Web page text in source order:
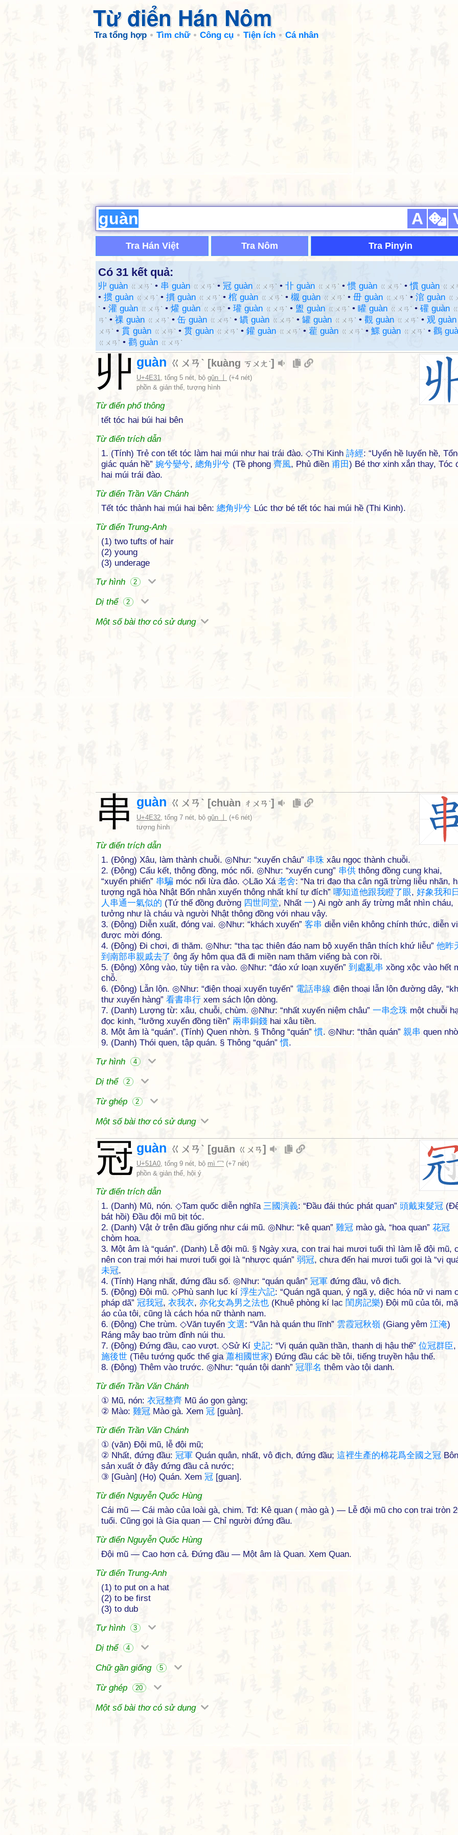
Từ điển Hán Nôm
Tra tổng hợp Tìm chữ Công cụ Tiện ích Cá nhân
A
Tra Hán Việt Tra Nôm Tra Pinyin
Có 31 kết quả:
丱 guàn ㄍㄨㄢˋ • 串 guàn ㄍㄨㄢˋ • 冠 guàn ㄍㄨㄢˋ • 卝 guàn ㄍㄨㄢˋ •惯 guàn ㄍㄨㄢˋ •慣 guàn ㄍㄨ
• 掼 guàn ㄍㄨㄢˋ • 摜 guàn ㄍㄨㄢˋ • 棺 guàn ㄍㄨㄢˋ • 櫬 guàn ㄍㄨㄢˋ • 毌 guàn ㄍㄨㄢˋ • 涫 guàn ㄍ
ˋ • 灌 guàn ㄍㄨㄢˋ • 爟 guàn ㄍㄨㄢˋ • 瓘 guàn ㄍㄨㄢˋ • 盥 guàn ㄍㄨㄢˋ • 矔 guàn ㄍㄨㄢˋ • 礶 guàn
ㄢˋ • 祼 guàn ㄍㄨㄢˋ • 缶 guàn ㄍㄨㄢˋ • 罆 guàn ㄍㄨㄢˋ • 罐 guàn ㄍㄨㄢˋ • 觀 guàn ㄍㄨㄢˋ • 观
ㄨㄢˋ • 貫 guàn ㄍㄨㄢˋ • 贯 guàn ㄍㄨㄢˋ • 鑵 guàn ㄍㄨㄢˋ • 雚 guàn ㄍㄨㄢˋ • 鰥 guàn ㄍㄨㄢˋ • 鸛
ㄍㄨㄢˋ • 鹳 guàn ㄍㄨㄢˋ
丱 guàn ㄍㄨㄢˋ [kuàng ㄎㄨㄤˋ]
U+4E31, tổng 5 nét, bộ gǔn 丨
(+4 nét)
phồn & giản thể, tượng hình
Từ điển phổ thông
tết tóc hai búi hai bên
Từ điển trích dẫn
1. (Tính) Trẻ con tết tóc làm hai múi như hai trái đào. ◇Thi Kinh 詩經: “Uyển hề luyến hề,
giác quán hề” 婉兮孌兮, 總角丱兮 (Tề phong 齊風, Phủ điền 甫田 ) Bé thơ xinh xắn thay, Tóc
hai múi trái đào.
Từ điển Trần Văn Chánh
Tết tóc thành hai múi hai bên: 總角丱兮 Lúc thơ bé tết tóc hai múi hề (Thi Kinh).
Từ điển Trung-Anh
(1) two tufts of hair
(2) young
(3) underage
Tự hình
2
Dị thể 2
Một số bài thơ có sử dụng
串 guàn ㄍㄨㄢˋ [chuàn ㄔㄨㄢˋ]
U+4E32, tổng 7 nét, bộ gǔn 丨
(+6 nét)
tượng hình
Từ điển trích dẫn
1. (Động) Xâu, làm thành chuỗi. ◎Như: “xuyến châu” 串珠 xâu ngọc thành chuỗi.
2. (Động) Cấu kết, thông đồng, móc nối. ◎Như: “xuyến cung” 串供 thông đồng cung khai,
“xuyến phiến” 串騙 móc nối lừa đảo. ◇Lão Xá 老舍: “Na tri đạo tha cân ngã trừng liễu nhãn,
tượng ngã hòa Nhật Bổn nhân xuyến thông nhất khí tự đích” 哪知道他跟我瞪了 眼, 好象我和
人 串通一氣似的 (Tứ thế đồng đường 四世同堂, Nhất 一) Ai ngờ anh ấy trừng mắt nhìn cháu,
tưởng như là cháu và người Nhật thông đồng với nhau vậy.
3. (Động) Diễn xuất, đóng vai. ◎Như: “khách xuyến” 客串 diễn viên không chính thức, diễn
được mời đóng.
4. (Động) Đi chơi, đi thăm. ◎Như: “tha tạc thiên đáo nam bộ xuyến thân thích khứ liễu” 他昨
到 南部串親戚去了 ông ấy hôm qua đã đi miền nam thăm viếng bà con rồi.
5. (Động) Xông vào, tùy tiện ra vào. ◎Như: “đáo xứ loạn xuyến” 到 處亂串 xồng xộc vào hết
chỗ.
6. (Động) Lẫn lộn. ◎Như: “điện thoại xuyến tuyến” 電話串線 điện thoại lẫn lộn đường dây,
thư xuyến hàng” 看書串行 xem sách lộn dòng.
7. (Danh) Lượng từ: xâu, chuỗi, chùm. ◎Như: “nhất xuyến niệm châu” 一串念珠 một chuỗi
đọc kinh, “lưỡng xuyến đồng tiền” 兩串銅錢 hai xâu tiền.
8. Một âm là “quán”. (Tính) Quen nhờn. § Thông “quán”慣. ◎Như: “thân quán” 親串 quen
9. (Danh) Thói quen, tập quán. § Thông “quán”慣.
Tự hình
4
Dị thể 2
Từ ghép 2
Một số bài thơ có sử dụng
冠 guàn ㄍㄨㄢˋ [guān ㄍㄨㄢ]
U+51A0, tổng 9 nét, bộ mì 冖 (+7 nét)
phồn & giản thể, hội ý
Từ điển trích dẫn
1. (Danh) Mũ, nón. ◇Tam quốc diễn nghĩa 三國演義: “Đầu đái thúc phát quan” 頭戴束髮冠
bát hồi) Đầu đội mũ bịt tóc.
2. (Danh) Vật ở trên đầu giống như cái mũ. ◎Như: “kê quan” 雞冠 mào gà, “hoa quan” 花冠
chòm hoa.
3. Một âm là “quán”. (Danh) Lễ đội mũ. § Ngày xưa, con trai hai mươi tuổi thì làm lễ đội mũ,
nên con trai mới hai mươi tuổi gọi là “nhược quán” 弱冠, chưa đến hai mươi tuổi gọi là “vị
未冠.
4. (Tính) Hạng nhất, đứng đầu sổ. ◎Như: “quán quân” 冠軍 đứng đầu, vô địch.
5. (Động) Đội mũ. ◇Phù sanh lục kí 浮生六記: “Quán ngã quan, ý ngã y, diệc hóa nữ vi nam
pháp dã” 冠我冠, 衣我衣, 亦化女為男之法也 (Khuê phòng kí lạc 閨 房記樂) Đội mũ của tôi,
áo của tôi, cũng là cách hóa nữ thành nam.
6. (Động) Che trùm. ◇Văn tuyển 文選: “Vân hà quán thu lĩnh” 雲霞冠秋嶺 (Giang yêm 江淹)
Ráng mây bao trùm đỉnh núi thu.
7. (Động) Đứng đầu, cao vượt. ◇Sử Kí 史記: “Vị quán quần thần, thanh dị hậu thế” 位冠群臣,
施後世 (Tiêu tướng quốc thế gia 蕭相國世家) Đứng đầu các bề tôi, tiếng truyền hậu thế.
8. (Động) Thêm vào trước. ◎Như: “quán tội danh” 冠罪名 thêm vào tội danh.
Từ điển Trần Văn Chánh
① Mũ, nón: 衣冠整齊 Mũ áo gọn gàng;
② Mào: 雞冠 Mào gà. Xem 冠 [guàn].
Từ điển Trần Văn Chánh
① (văn) Đội mũ, lễ đội mũ;
② Nhất, đứng đầu: 冠軍 Quán quân, nhất, vô địch, đứng đầu; 這裡生產的棉花爲全國之冠
sản xuất ở đây đứng đầu cả nước;
③ [Guàn] (Họ) Quán. Xem 冠 [guan].
Từ điển Nguyễn Quốc Hùng
Cái mũ — Cái mào của loài gà, chim. Td: Kê quan ( mào gà ) — Lễ đội mũ cho con trai tròn
tuổi. Cũng gọi là Gia quan — Chỉ người đứng đầu.
Từ điển Nguyễn Quốc Hùng
Đội mũ — Cao hơn cả. Đứng đầu — Một âm là Quan. Xem Quan.
Từ điển Trung-Anh
(1) to put on a hat
(2) to be first
(3) to dub
Tự hình
3
Dị thể 4
Chữ gần giống 5
Từ ghép 20
Một số bài thơ có sử dụng